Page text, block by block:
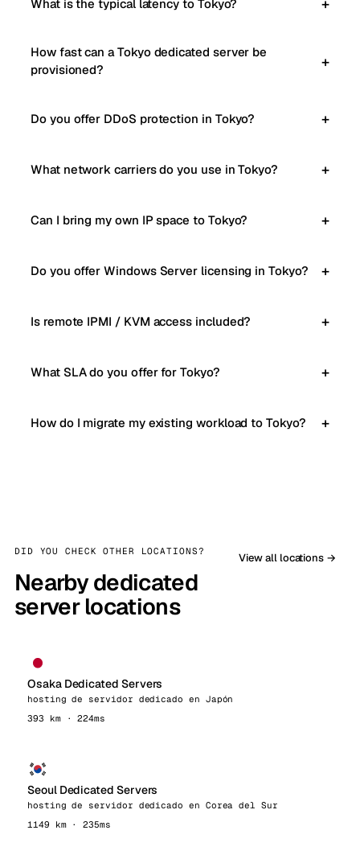
What is the typical latency to Tokyo?
How fast can a Tokyo dedicated server be
provisioned?
Do you offer DDoS protection in Tokyo?
What network carriers do you use in Tokyo?
Can I bring my own IP space to Tokyo?
Do you offer Windows Server licensing in Tokyo?
Is remote IPMI / KVM access included?
What SLA do you offer for Tokyo?
How do I migrate my existing workload to Tokyo?
DID YOU CHECK OTHER LOCATIONS?
Nearby dedicated
server locations
View all locations →
Osaka Dedicated Servers
hosting de servidor dedicado en Japón
393 km · 224ms
Seoul Dedicated Servers
hosting de servidor dedicado en Corea del Sur
1149 km · 235ms